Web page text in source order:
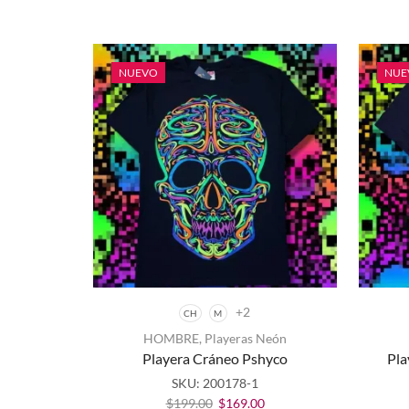
NUEVO
CH M
+2
HOMBRE, Playeras Neón
Playera Cráneo Pshyco
SKU: 200178-1
$199.00 El
$169.00El
Este
producto
tiene
múltiples
variantes.